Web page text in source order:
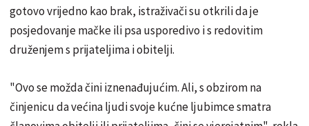
gotovo vrijedno kao brak, istraživači su otkrili da je
posjedovanje mačke ili psa usporedivo i s redovitim
druženjem s prijateljima i obitelji.
"Ovo se možda čini iznenađujućim. Ali, s obzirom na
činjenicu da većina ljudi svoje kućne ljubimce smatra